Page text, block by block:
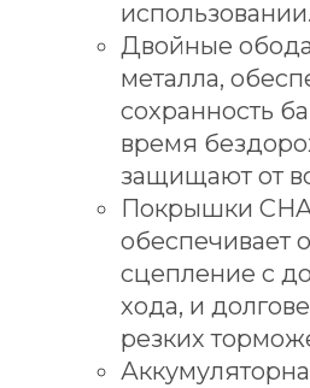
использовании.
Двойные
металла,
сохранность
время
защищают от
Покрышки
обеспечивает
сцепление с
хода, и
резких
ПОДОБРАТЬ
И получите подарки
на сумму250 BYN
ПОДБЕРИТЕ
КОНКРЕТНО ПОД
ВСЕГО ЗА 2